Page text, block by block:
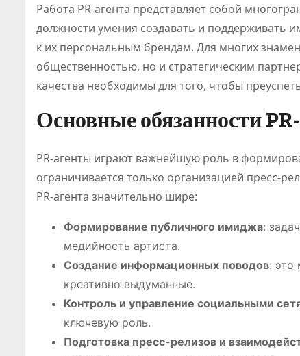
Работа PR-агента представляет собой
должности умения создавать и поддерживать
к их персональным брендам. Для многих
общественностью, но и стратегическим
качества необходимы для того, чтобы
Основные обязанности
PR-агенты играют важнейшую роль в
ограничивается только организацией пресс-
PR-агента значительно шире:
Формирование публичного имиджа:
медийность артиста.
Создание информационных поводов: это
креативно выдуманные.
Контроль и управление социальными
ключевую роль.
Подготовка пресс-релизов и